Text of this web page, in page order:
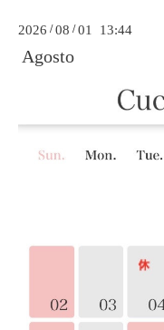
2026 /08 /01 13:44
Agosto